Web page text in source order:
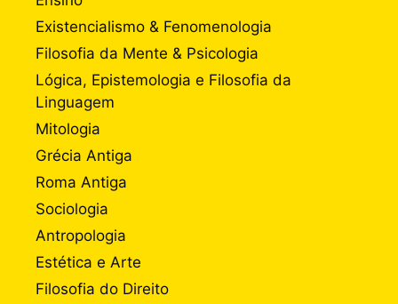
Existencialismo & Fenomenologia
Filosofia da Mente & Psicologia
Lógica, Epistemologia e Filosofia da
Linguagem
Mitologia
Grécia Antiga
Roma Antiga
Sociologia
Antropologia
Estética e Arte
Filosofia do Direito